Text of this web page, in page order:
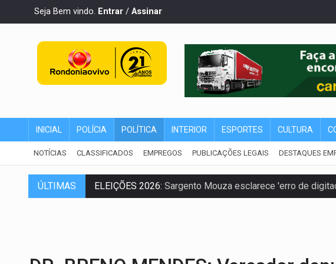
Seja Bem vindo. Entrar / Assinar
INICIAL POLÍCIA POLÍTICA INTERIOR ESPORTES CULTURA
NOTÍCIAS CLASSIFICADOS EMPREGOS PUBLICAÇÕES LEGAIS DESTAQUES
ÚLTIMAS
ELEIÇÕES 2026:Sargento Mouza esclarece 'erro de
JUDICIÁRIO:Sinjur parabeniza servidores pelo adicional